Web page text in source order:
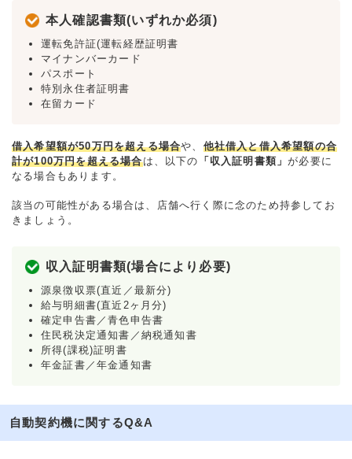
本人確認書類(いずれか必須)
運転免許証(運転経歴証明書
マイナンバーカード
パスポート
特別永住者証明書
在留カード
借入希望額が50万円を超える場合や、 他社借入と借入希望額の合
計が100万円を超える場合は、以下の 「収入証明書類」が必要に
なる場合もあります。
該当の可能性がある場合は、店舗へ行く際に念のため持参してお
きましょう。
収入証明書類(場合により必要)
源泉徴収票(直近／最新分)
給与明細書(直近2ヶ月分)
確定申告書／青色申告書
住民税決定通知書／納税通知書
所得(課税)証明書
年金証書／年金通知書
自動契約機に関するQ&A